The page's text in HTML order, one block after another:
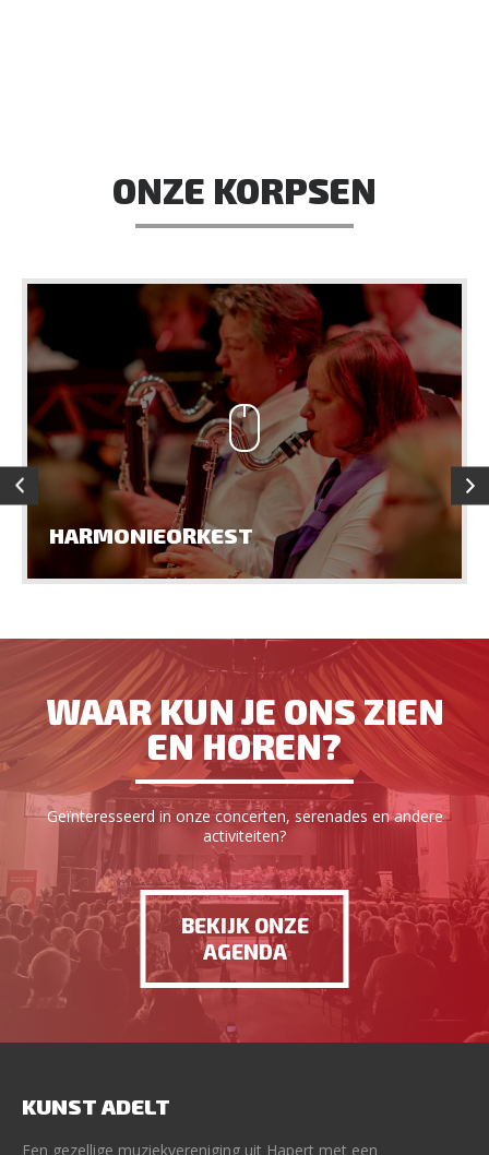
ONZE KORPSEN
HARMONIEORKEST
WAAR KUN JE ONS ZIEN
EN HOREN?
Geïnteresseerd in onze concerten, serenades en andere
activiteiten?
BEKIJK ONZE
AGENDA
KUNST ADELT
Een gezellige muziekvereniging uit Hapert met een